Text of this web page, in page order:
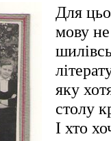
Для
мову
яку
столу
І хто